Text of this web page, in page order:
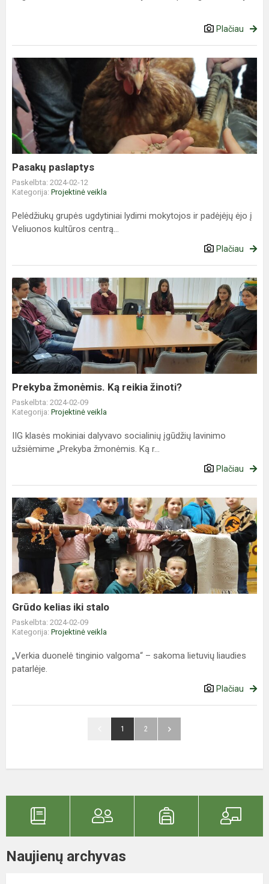
Plačiau
Pasakų
paslaptys
Pasakų paslaptys
Paskelbta: 2024-02-12
Kategorija: Projektinė veikla
Pelėdžiukų grupės ugdytiniai lydimi mokytojos ir padėjėjų ėjo į
Veliuonos kultūros centrą...
Plačiau
Prekyba
žmonėmis.
Ką
reikia
žinoti?
Prekyba žmonėmis. Ką reikia žinoti?
Paskelbta: 2024-02-09
Kategorija: Projektinė veikla
IIG klasės mokiniai dalyvavo socialinių įgūdžių lavinimo
užsiėmime „Prekyba žmonėmis. Ką r...
Plačiau
Grūdo
kelias
iki
stalo
Grūdo kelias iki stalo
Paskelbta: 2024-02-09
Kategorija: Projektinė veikla
„Verkia duonelė tinginio valgoma“ – sakoma lietuvių liaudies
patarlėje.
Plačiau
1 2
Naujienų archyvas